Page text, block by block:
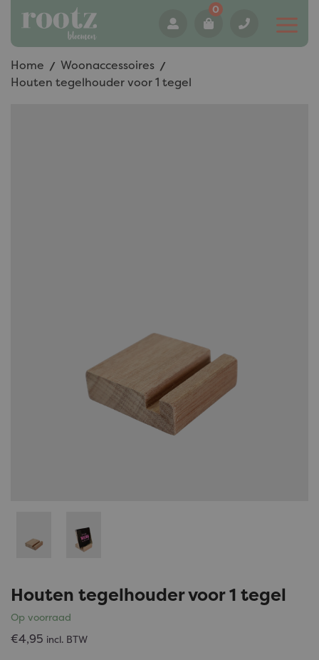
0
Home
Woonaccessoires
Houten tegelhouder voor 1 tegel
Houten tegelhouder voor 1 tegel
Op voorraad
€4,95 incl. BTW